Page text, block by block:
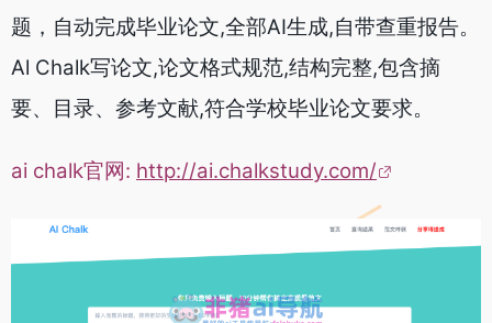
题，自动完成毕业论文,全部AI生成,自带查重报告。
Al Chalk写论文,论文格式规范,结构完整,包含摘
要、目录、参考文献,符合学校毕业论文要求。
ai chalk官网: http://ai.chalkstudy.com/